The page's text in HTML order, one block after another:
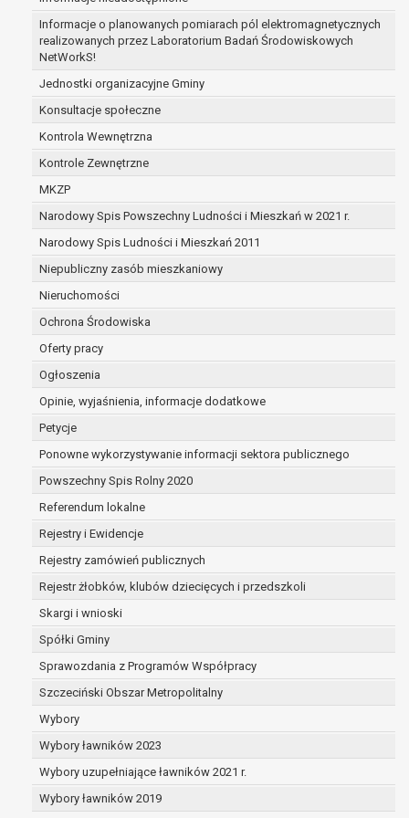
Informacje o planowanych pomiarach pól elektromagnetycznych
realizowanych przez Laboratorium Badań Środowiskowych
NetWorkS!
Jednostki organizacyjne Gminy
Konsultacje społeczne
Kontrola Wewnętrzna
Kontrole Zewnętrzne
MKZP
Narodowy Spis Powszechny Ludności i Mieszkań w 2021 r.
Narodowy Spis Ludności i Mieszkań 2011
Niepubliczny zasób mieszkaniowy
Nieruchomości
Ochrona Środowiska
Oferty pracy
Ogłoszenia
Opinie, wyjaśnienia, informacje dodatkowe
Petycje
Ponowne wykorzystywanie informacji sektora publicznego
Powszechny Spis Rolny 2020
Referendum lokalne
Rejestry i Ewidencje
Rejestry zamówień publicznych
Rejestr żłobków, klubów dziecięcych i przedszkoli
Skargi i wnioski
Spółki Gminy
Sprawozdania z Programów Współpracy
Szczeciński Obszar Metropolitalny
Wybory
Wybory ławników 2023
Wybory uzupełniające ławników 2021 r.
Wybory ławników 2019
zabezpieczenia ewentualnych roszczeń, a w
przypadku wyrażenia zgody na przetwarzanie
danych po zakończeniu i rozliczeniu umowy, do
czasu wycofania tej zgody.
Ponadto w przypadku umów o dofinansowanie
dane osobowe od momentu pozyskania
przechowywane są przez okres wynikający z
umowy o dofinansowanie zawartej między
beneficjentem a określoną instytucją, trwałości
dokumentacji projektu do celów kontrolnych.
W związku z przetwarzaniem przez
administratora danych osobowych przysługuje
Pani/Panu:
prawo dostępu do treści danych oraz
otrzymywania ich kopii na podstawie art. 15
RODO;
prawo do żądania sprostowania danych na
w przypadku gdy:
dane są nieprawidłowe lub
niekompletne;
prawo do żądania usunięcia danych
osobowych (tzw. prawo do bycia
zapomnianym) na podstawie art. 17 RODO,
w przypadku gdy:
dane nie są już niezbędne do celów,
dla których były zebrane lub w inny
sposób przetwarzane,
osoba, której dane dotyczą, wniosła
osoba, której dane dotyczą wycofała
zgodę na przetwarzanie danych
osobowych, która jest podstawą
podstawy prawnej przetwarzania
danych,
dane osobowe przetwarzane są
niezgodnie z prawem,